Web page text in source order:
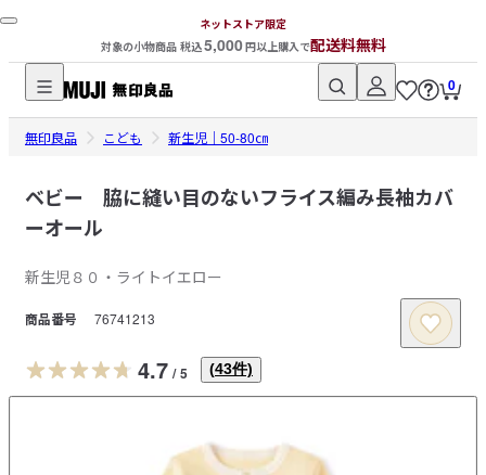
ネットストア限定
対象の小物商品 税込5,000円以上購入で配送料無料
無
印
品
ネ
ト
ト
ア
0
無印良品 こども 新生児｜50-80㎝
ベビー 脇に縫い目のないフライス編み長袖カバ
ーオール
新生児８０・ライトイエロー
商品番号 76741213
4.7 / 5 (43件)